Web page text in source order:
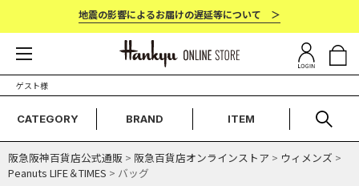
地震の影響によるお届けの遅延等について ＞
ゲスト様
CATEGORY BRAND ITEM
阪急阪神百貨店公式通販 > 阪急百貨店オンラインストア > ウィメンズ >
Peanuts LIFE＆TIMES > バッグ